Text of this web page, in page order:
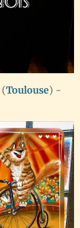
(Toulouse) -